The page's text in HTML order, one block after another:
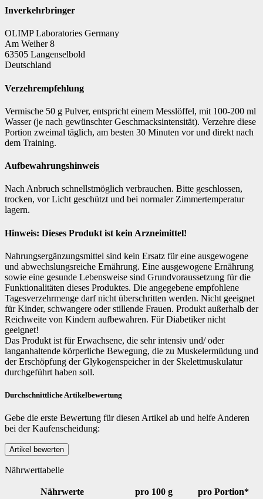
Inverkehrbringer
OLIMP Laboratories Germany
Am Weiher 8
63505 Langenselbold
Deutschland
Verzehrempfehlung
Vermische 50 g Pulver, entspricht einem Messlöffel, mit 100-200 ml
Wasser (je nach gewünschter Geschmacksintensität). Verzehre diese
Portion zweimal täglich, am besten 30 Minuten vor und direkt nach
dem Training.
Aufbewahrungshinweis
Nach Anbruch schnellstmöglich verbrauchen. Bitte geschlossen,
trocken, vor Licht geschützt und bei normaler Zimmertemperatur
lagern.
Hinweis: Dieses Produkt ist kein Arzneimittel!
Nahrungsergänzungsmittel sind kein Ersatz für eine ausgewogene
und abwechslungsreiche Ernährung. Eine ausgewogene Ernährung
sowie eine gesunde Lebensweise sind Grundvoraussetzung für die
Funktionalitäten dieses Produktes. Die angegebene empfohlene
Tagesverzehrmenge darf nicht überschritten werden. Nicht geeignet
für Kinder, schwangere oder stillende Frauen. Produkt außerhalb der
Reichweite von Kindern aufbewahren. Für Diabetiker nicht
geeignet!
Das Produkt ist für Erwachsene, die sehr intensiv und/ oder
langanhaltende körperliche Bewegung, die zu Muskelermüdung und
der Erschöpfung der Glykogenspeicher in der Skelettmuskulatur
durchgeführt haben soll.
Durchschnittliche Artikelbewertung
Gebe die erste Bewertung für diesen Artikel ab und helfe Anderen
bei der Kaufenscheidung:
Nährwerttabelle
Nährwerte pro 100 g
pro Portion*